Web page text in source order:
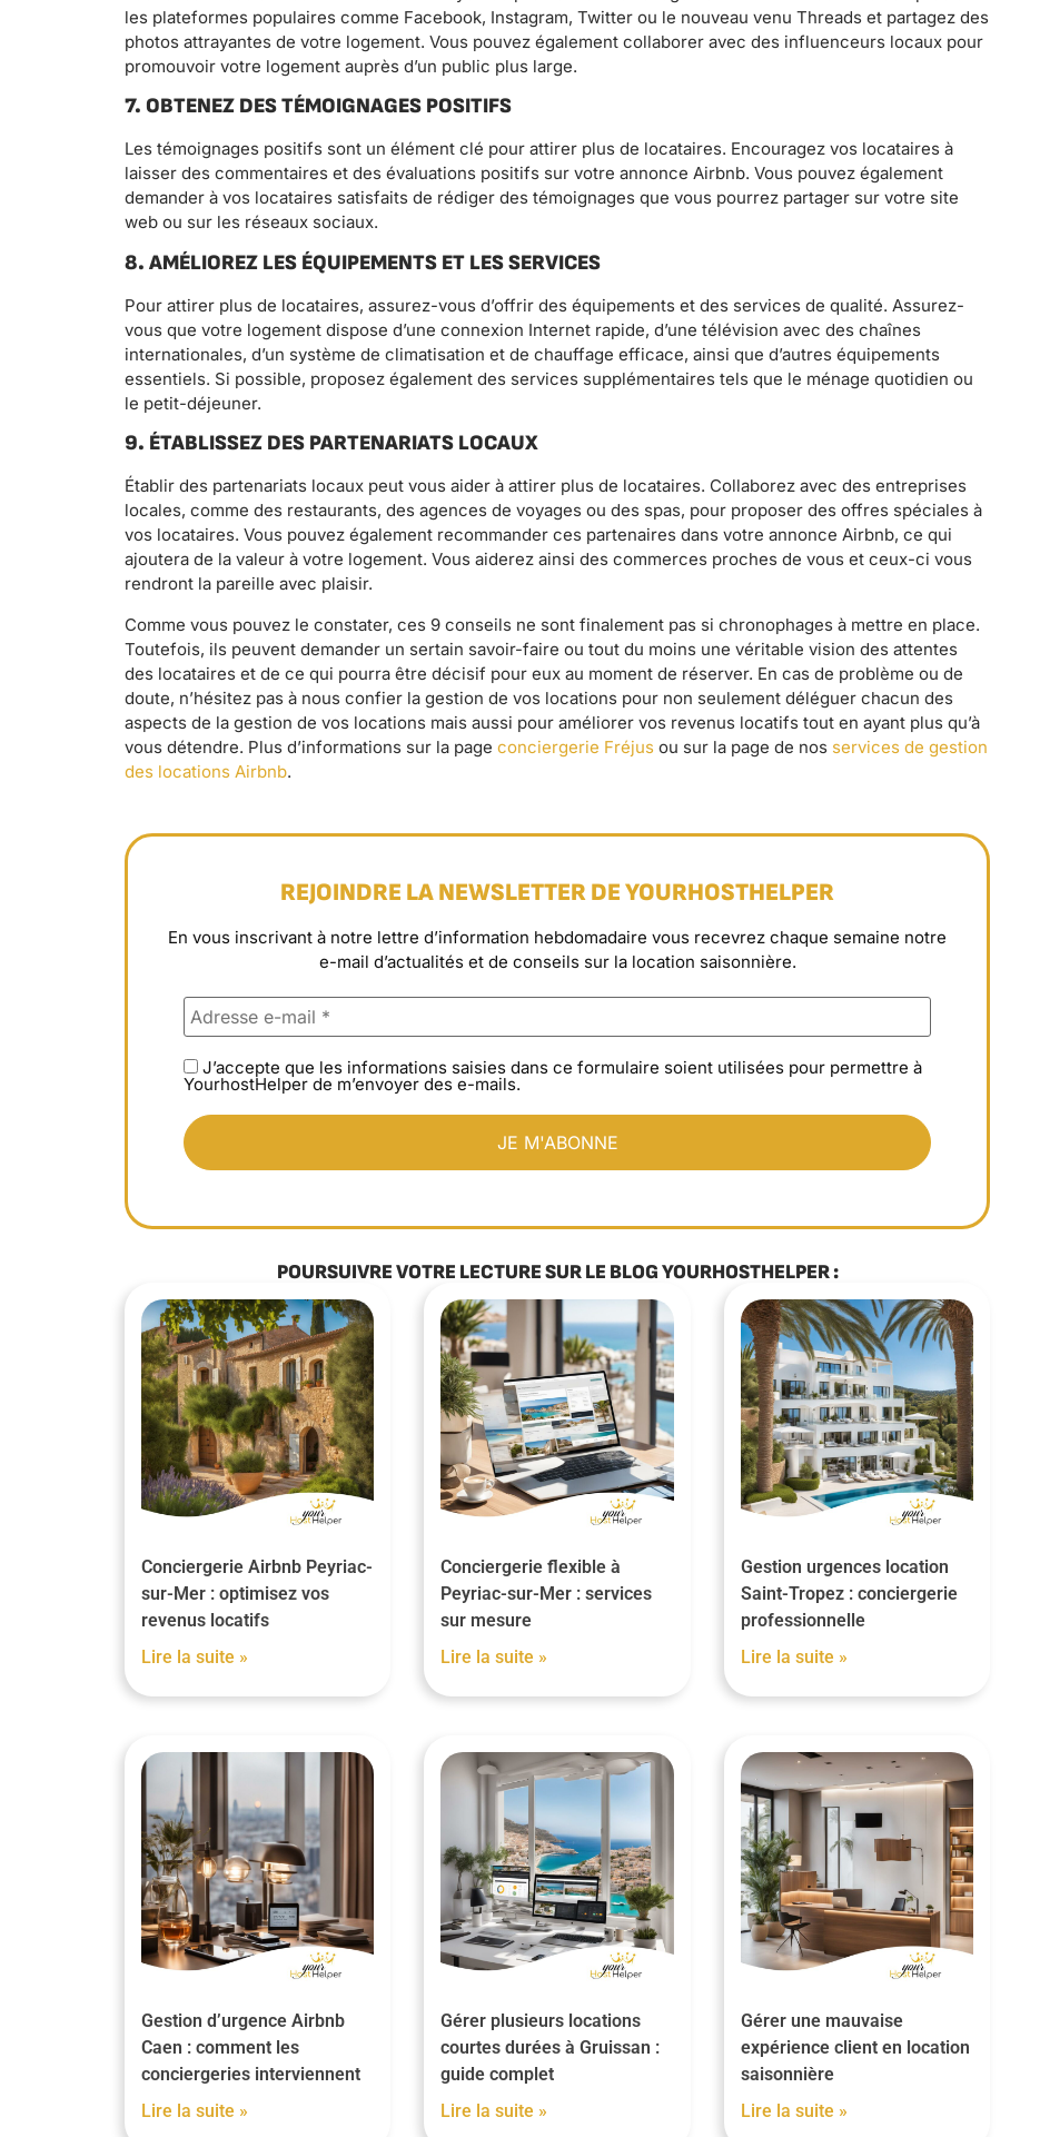
les plateformes populaires comme Facebook, Instagram, Twitter ou le nouveau venu Threads et partagez des
photos attrayantes de votre logement. Vous pouvez également collaborer avec des influenceurs locaux pour
promouvoir votre logement auprès d’un public plus large.
7. OBTENEZ DES TÉMOIGNAGES POSITIFS
Les témoignages positifs sont un élément clé pour attirer plus de locataires. Encouragez vos locataires à
laisser des commentaires et des évaluations positifs sur votre annonce Airbnb. Vous pouvez également
demander à vos locataires satisfaits de rédiger des témoignages que vous pourrez partager sur votre site
web ou sur les réseaux sociaux.
8. AMÉLIOREZ LES ÉQUIPEMENTS ET LES SERVICES
Pour attirer plus de locataires, assurez-vous d’offrir des équipements et des services de qualité. Assurez-
vous que votre logement dispose d’une connexion Internet rapide, d’une télévision avec des chaînes
internationales, d’un système de climatisation et de chauffage efficace, ainsi que d’autres équipements
essentiels. Si possible, proposez également des services supplémentaires tels que le ménage quotidien ou
le petit-déjeuner.
9. ÉTABLISSEZ DES PARTENARIATS LOCAUX
Établir des partenariats locaux peut vous aider à attirer plus de locataires. Collaborez avec des entreprises
locales, comme des restaurants, des agences de voyages ou des spas, pour proposer des offres spéciales à
vos locataires. Vous pouvez également recommander ces partenaires dans votre annonce Airbnb, ce qui
ajoutera de la valeur à votre logement. Vous aiderez ainsi des commerces proches de vous et ceux-ci vous
rendront la pareille avec plaisir.
Comme vous pouvez le constater, ces 9 conseils ne sont finalement pas si chronophages à mettre en place.
Toutefois, ils peuvent demander un sertain savoir-faire ou tout du moins une véritable vision des attentes
des locataires et de ce qui pourra être décisif pour eux au moment de réserver. En cas de problème ou de
doute, n’hésitez pas à nous confier la gestion de vos locations pour non seulement déléguer chacun des
aspects de la gestion de vos locations mais aussi pour améliorer vos revenus locatifs tout en ayant plus qu’à
vous détendre. Plus d’informations sur la page conciergerie Fréjus ou sur la page de nos services de gestion
des locations Airbnb.
REJOINDRE LA NEWSLETTER DE YOURHOSTHELPER
En vous inscrivant à notre lettre d’information hebdomadaire vous recevrez chaque semaine notre
e-mail d’actualités et de conseils sur la location saisonnière.
J’accepte que les informations saisies dans ce formulaire soient utilisées pour permettre à
YourhostHelper de m’envoyer des e-mails.
POURSUIVRE VOTRE LECTURE SUR LE BLOG YOURHOSTHELPER :
Conciergerie Airbnb Peyriac-
sur-Mer : optimisez vos
revenus locatifs
Lire la suite »
Conciergerie flexible à
Peyriac-sur-Mer : services
sur mesure
Lire la suite »
Gestion urgences location
Saint-Tropez : conciergerie
professionnelle
Lire la suite »
Gestion d’urgence Airbnb
Caen : comment les
conciergeries interviennent
Lire la suite »
Gérer plusieurs locations
courtes durées à Gruissan :
guide complet
Lire la suite »
Gérer une mauvaise
expérience client en location
saisonnière
Lire la suite »